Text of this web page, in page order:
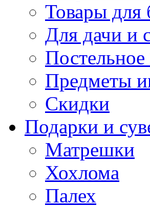
Товары для
Для дачи и
Постельное
Предметы
Скидки
Подарки и
Матрешки
Хохлома
Палех